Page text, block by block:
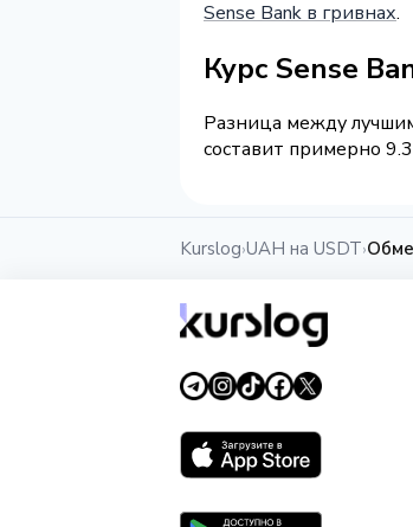
Sense Bank в гривнах.
Курс Sense
Разница между
составит примерно
Kurslog›UAH на USDT›